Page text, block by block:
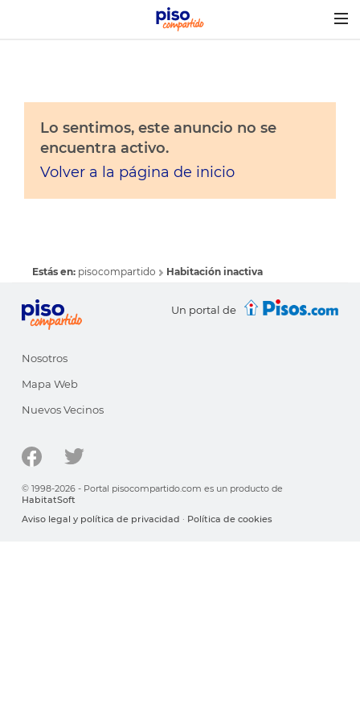
Lo sentimos, este anuncio no se
encuentra activo.
Volver a la página de inicio
Estás en: pisocompartido Habitación inactiva
Un portal de
Nosotros
Mapa Web
Nuevos Vecinos
© 1998-2026 - Portal pisocompartido.com es un producto de
HabitatSoft
Aviso legal y política de privacidad · Política de cookies